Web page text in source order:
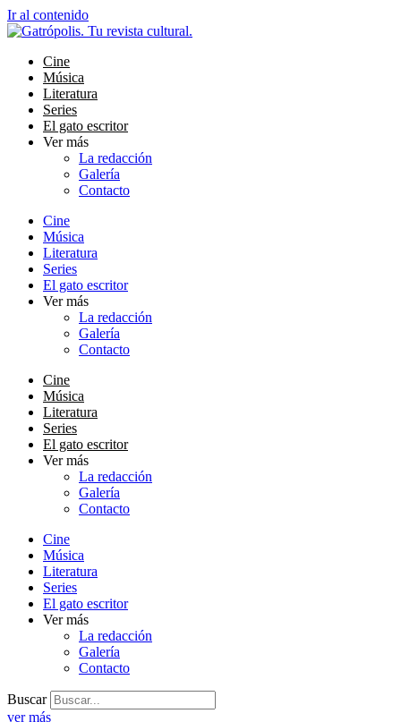
Ir al contenido
Cine
Música
Literatura
Series
El gato escritor
Ver más
La redacción
Galería
Contacto
Cine
Música
Literatura
Series
El gato escritor
Ver más
La redacción
Galería
Contacto
Cine
Música
Literatura
Series
El gato escritor
Ver más
La redacción
Galería
Contacto
Cine
Música
Literatura
Series
El gato escritor
Ver más
La redacción
Galería
Contacto
Buscar
ver más